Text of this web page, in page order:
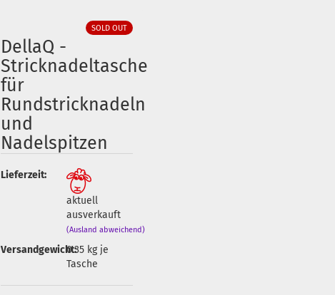
SOLD OUT
DellaQ -
Stricknadeltasche
für
Rundstricknadeln
und
Nadelspitzen
Lieferzeit:
aktuell
ausverkauft
(Ausland abweichend)
Versandgewicht:0.35kg je
Tasche